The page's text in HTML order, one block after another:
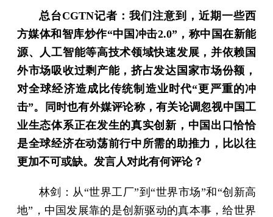
总台CGTN记者：我们注意到，近期一些西
方媒体和智库炒作“中国冲击2.0”，称中国在新能
源、人工智能等高技术领域快速发展，并依赖国
外市场吸收过剩产能，挤占发达国家市场份额，
对全球经济造成比传统制造业时代“更严重的冲
击”。同时也有外媒评论称，有关论调忽视中国工
业生态体系正在发生的真实创新，中国出口恰恰
是全球经济在动荡前行中所需的助推力，比以往
更加不可或缺。发言人对此有何评论？
林剑：从“世界工厂”到“世界市场”和“创新高
地”，中国发展靠的是创新驱动的真本事，给世界